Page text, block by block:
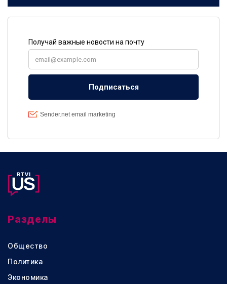
Разделы
Общество
Политика
Экономика